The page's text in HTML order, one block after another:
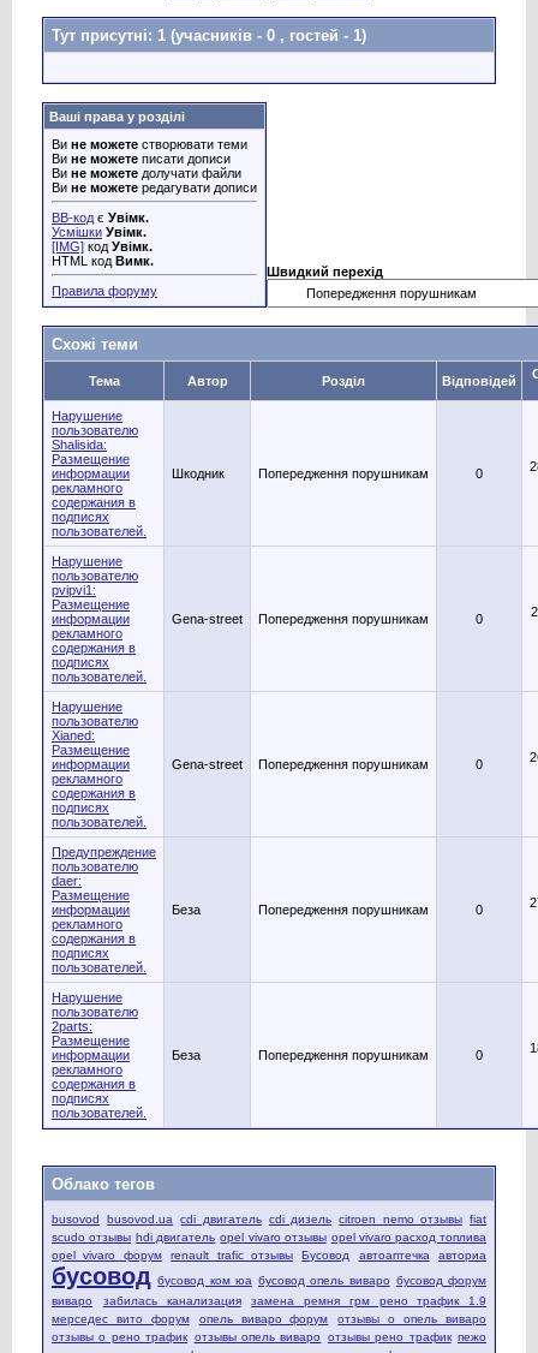
Тут присутні: 1 (учасників - 0 , гостей - 1)
Ваші права у розділі
Ви не можете створювати теми
Ви не можете писати дописи
Ви не можете долучати файли
Ви не можете редагувати дописи
BB-код є Увімк.
Усмішки Увімк.
[IMG] код Увімк.
HTML код Вимк.
Правила форуму
Швидкий перехід
Схожі теми
Тема Автор Розділ Відповідей
Нарушение
пользователю
Shalisida:
Размещение
информации
рекламного
содержания в
подписях
пользователей.
Шкодник Попередження порушникам 0
Нарушение
пользователю
pvipvi1:
Размещение
информации
рекламного
содержания в
подписях
пользователей.
Gena-street Попередження порушникам 0
Нарушение
пользователю
Xianed:
Размещение
информации
рекламного
содержания в
подписях
пользователей.
Gena-street Попередження порушникам 0
Предупреждение
пользователю
daer:
Размещение
информации
рекламного
содержания в
подписях
пользователей.
Беза Попередження порушникам 0
Нарушение
пользователю
2parts:
Размещение
информации
рекламного
содержания в
подписях
пользователей.
Беза Попередження порушникам 0
Облако тегов
busovod busovod.ua cdi двигатель cdi дизель citroen nemo отзывы fiat
scudo отзывы hdi двигатель opel vivaro отзывы opel vivaro расход топлива
opel vivaro форум
renault trafic отзывы Бусовод автоаптечка авториа
бусовод бусовод ком юа бусовод опель виваро бусовод форум
виваро
забилась канализация
замена ремня грм рено трафик 1.9
мерседес вито форум
опель виваро форум
отзывы о опель виваро
отзывы о рено трафик отзывы опель виваро отзывы рено трафик пежо